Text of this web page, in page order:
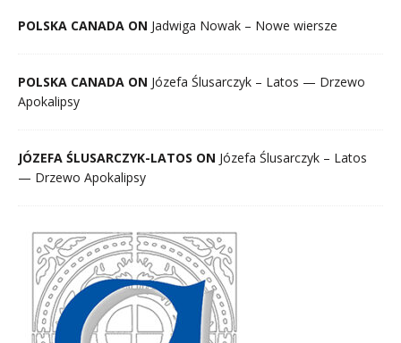
POLSKA CANADA ON Jadwiga Nowak – Nowe wiersze
POLSKA CANADA ON Józefa Ślusarczyk – Latos — Drzewo
Apokalipsy
JÓZEFA ŚLUSARCZYK-LATOS ON Józefa Ślusarczyk – Latos
— Drzewo Apokalipsy